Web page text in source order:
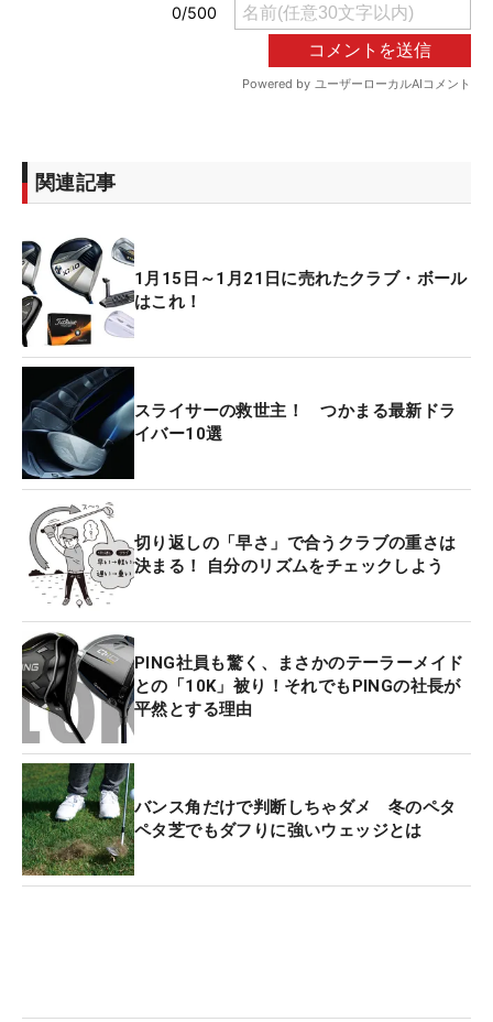
関連記事
1月15日～1月21日に売れたクラブ・ボール
はこれ！
スライサーの救世主！ つかまる最新ドラ
イバー10選
切り返しの「早さ」で合うクラブの重さは
決まる！ 自分のリズムをチェックしよう
PING社員も驚く、まさかのテーラーメイド
との「10K」被り！それでもPINGの社長が
平然とする理由
バンス角だけで判断しちゃダメ 冬のペタ
ペタ芝でもダフりに強いウェッジとは